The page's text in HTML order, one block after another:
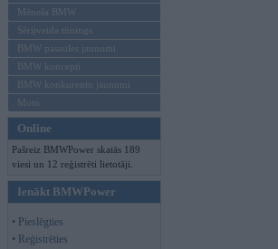
Mēneša BMW
Sērijveida tūnings
BMW pasaules jaunumi
BMW koncepti
BMW konkurentu jaunumi
Moto
Online
Pašreiz BMWPower skatās 189
viesi un 12 reģistrēti lietotāji.
Ienākt BMWPower
• Pieslēgties
• Reģistrēties